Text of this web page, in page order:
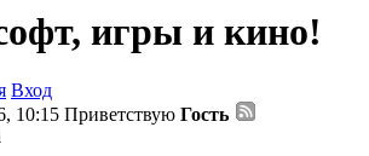
игры и кино!
Вход
10:15 Приветствую Гость